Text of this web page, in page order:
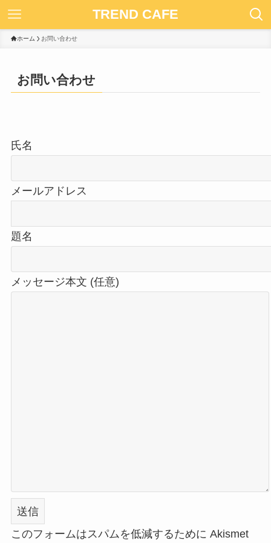
TREND CAFE
ホーム お問い合わせ
お問い合わせ
氏名
メールアドレス
題名
メッセージ本文 (任意)
このフォームはスパムを低減するために Akismet